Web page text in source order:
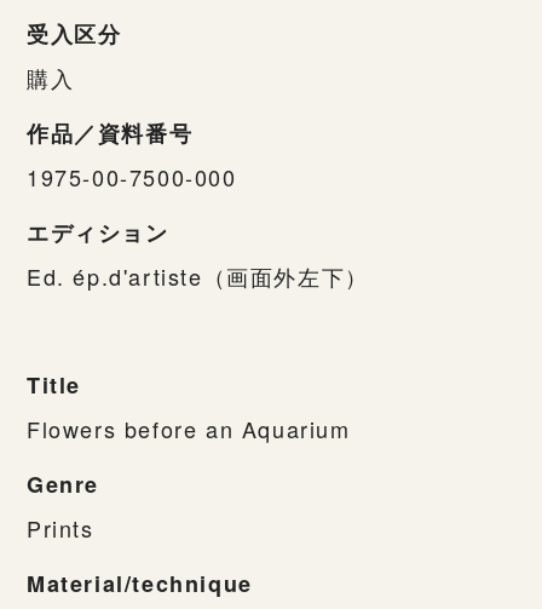
受入区分
購入
作品／資料番号
1975-00-7500-000
エディション
Ed. ép.d'artiste（画面外左下）
Title
Flowers before an Aquarium
Genre
Prints
Material/technique